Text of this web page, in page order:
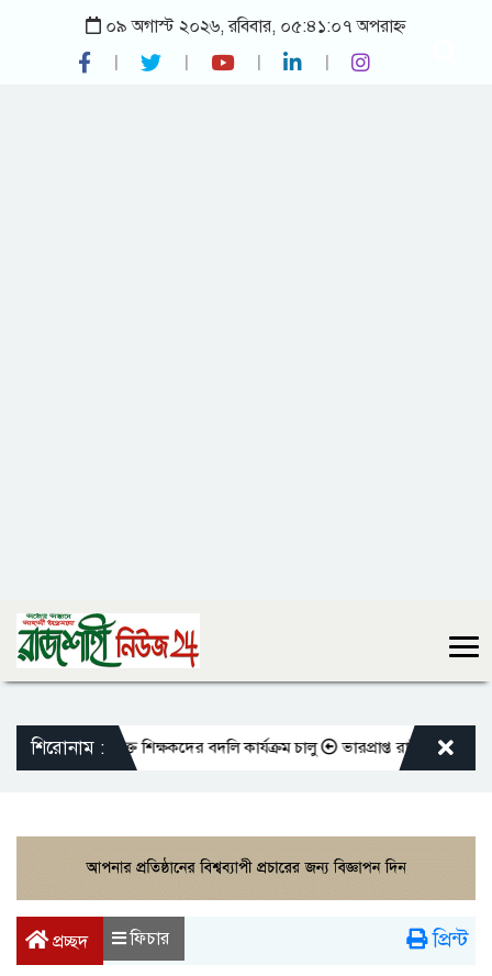
০৯ অগাস্ট ২০২৬, রবিবার, ০৫:৪১:০৭ অপরাহ্ন
শিরোনাম :
এমপিওভুক্ত শিক্ষকদের বদলি কার্যক্রম চালু ভারপ্রাপ্ত রাষ্ট্রপতিকে
প্রচ্ছদ ফিচার প্রিন্ট